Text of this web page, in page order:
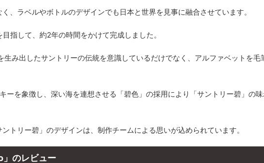
、ラベルやボトルのデザインでも日本と世界を見事に融合させています。
指して、約2年の時間をかけて完成しました。
み出したサントリーの伝統を意識しているだけでなく、アルファベットを毛
ーを象徴し、深い海を連想させる「碧色」の採用により「サントリー碧」の
トリー碧」のデザインは、制作チームによる思いが込められています。
」のレビュー